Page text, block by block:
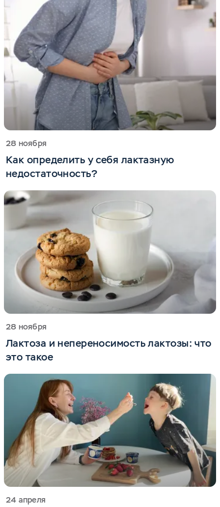
28 ноября
Как определить у себя лактазную
недостаточность?
28 ноября
Лактоза и непереносимость лактозы: что
это такое
24 апреля